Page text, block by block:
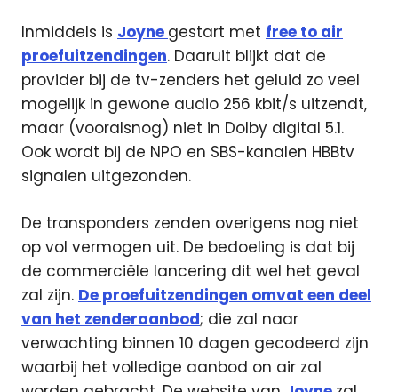
Inmiddels is Joyne gestart met free to air
proefuitzendingen. Daaruit blijkt dat de
provider bij de tv-zenders het geluid zo veel
mogelijk in gewone audio 256 kbit/s uitzendt,
maar (vooralsnog) niet in Dolby digital 5.1.
Ook wordt bij de NPO en SBS-kanalen HBBtv
signalen uitgezonden.
De transponders zenden overigens nog niet
op vol vermogen uit. De bedoeling is dat bij
de commerciële lancering dit wel het geval
zal zijn. De proefuitzendingen omvat een deel
van het zenderaanbod; die zal naar
verwachting binnen 10 dagen gecodeerd zijn
waarbij het volledige aanbod on air zal